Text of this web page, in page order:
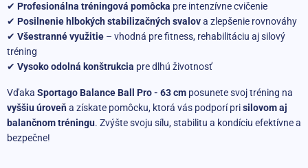
✔ Profesionálna tréningová pomôcka pre intenzívne cvičenie
✔ Posilnenie hlbokých stabilizačných svalova zlepšenie rovnováhy
✔ Všestranné využitie – vhodná pre fitness, rehabilitáciu aj silový
tréning
✔ Vysoko odolná konštrukcia pre dlhú životnosť
Vďaka Sportago Balance Ball Pro - 63 cm posunete svoj tréning na
vyššiu úroveňa získate pomôcku, ktorá vás podporí prisilovom aj
balančnom tréningu. Zvýšte svoju sílu, stabilitu a kondíciu efektívne a
bezpečne!